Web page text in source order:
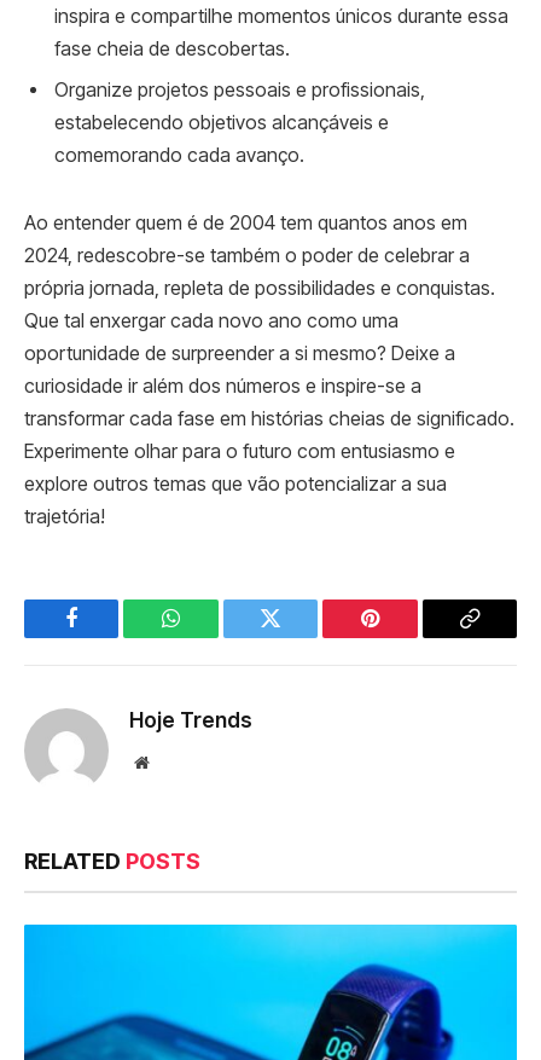
inspira e compartilhe momentos únicos durante essa
fase cheia de descobertas.
Organize projetos pessoais e profissionais,
estabelecendo objetivos alcançáveis e
comemorando cada avanço.
Ao entender quem é de 2004 tem quantos anos em
2024, redescobre-se também o poder de celebrar a
própria jornada, repleta de possibilidades e conquistas.
Que tal enxergar cada novo ano como uma
oportunidade de surpreender a si mesmo? Deixe a
curiosidade ir além dos números e inspire-se a
transformar cada fase em histórias cheias de significado.
Experimente olhar para o futuro com entusiasmo e
explore outros temas que vão potencializar a sua
trajetória!
Facebook WhatsApp Twitter Pinterest
Copy
Hoje Trends
Website
RELATED POSTS